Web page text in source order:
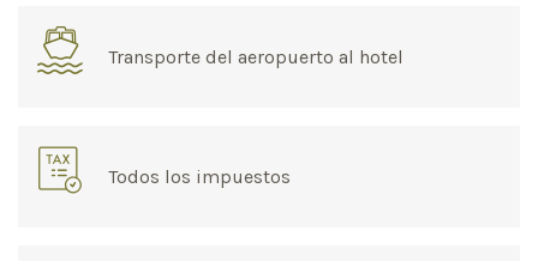
Transporte del aeropuerto al hotel
Todos los impuestos